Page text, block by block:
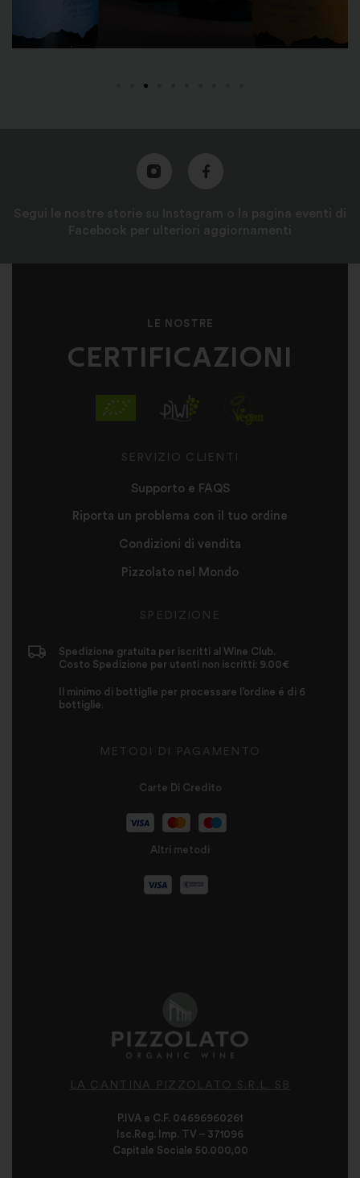
LE NOSTRE
CERTIFICAZIONI
SERVIZIO CLIENTI
Supporto e FAQS
Riporta un problema con il tuo ordine
Condizioni di vendita
Pizzolato nel Mondo
SPEDIZIONE
Spedizione gratuita per iscritti al Wine Club.
Costo Spedizione per utenti non iscritti: 9.00€
Il minimo di bottiglie per processare l’ordine é di 6
bottiglie.
METODI DI PAGAMENTO
Carte Di Credito
Altri metodi
LA CANTINA PIZZOLATO S.R.L. SB
P.IVA e C.F. 04696960261
Isc.Reg. Imp. TV – 371096
Capitale Sociale 50.000,00